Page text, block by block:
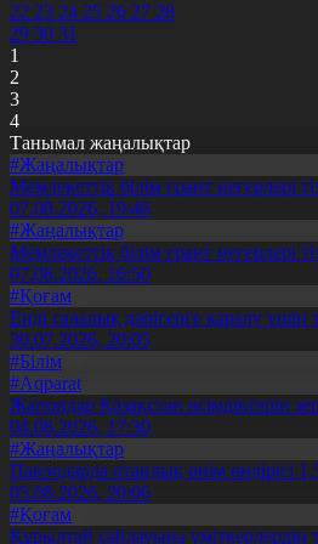
22 23 24 25 26 27 28
29 30 31
1
2
3
4
Танымал жаңалықтар
#Жаңалықтар
Мемлекеттік білім грант иегерлері
07.08.2026, 19:46
#Жаңалықтар
Мемлекеттік білім грант иегерлері
07.08.2026, 16:50
#Қоғам
Енді салалық дәрігерге қаралу
30.07.2026, 20:05
#Білім
#Aqparat
Жапондар Қазақстан өсімдіктерін
04.08.2026, 17:30
#Жаңалықтар
Павлодарда отандық өнім өндірісі
05.08.2026, 20:06
#Қоғам
Құрылтай сайлауына үміткерлердің